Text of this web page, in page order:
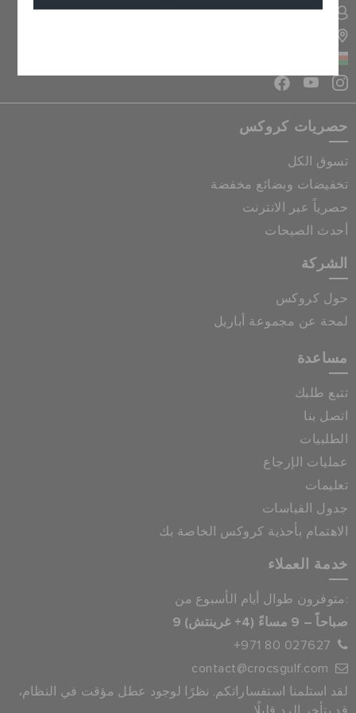
تسجيل الدخول الى حسابي
حصريات كروكس
تسوق الكل
تخفيضات وبضائع مخفضة
حصرياً عبر الانترنت
أحدث الصيحات
الشركة
حول كروكس
لمحة عن مجموعة أباريل
مساعدة
تتبع طلبك
اتصل بنا
الطلبيات
عمليات الإرجاع
تعليمات
جدول القياسات
الاهتمام بأحذية كروكس الخاصة بك
خدمة العملاء
متوفرون طوال أيام الأسبوع من:
9 صباحاً – 9 مساءً (4+ غرينتش)
+971 80 027627
contact@crocsgulf.com
لقد استلمنا استفساراتكم. نظرًا لوجود عطل مؤقت في النظام،
قد يتأخر الرد قليلًا